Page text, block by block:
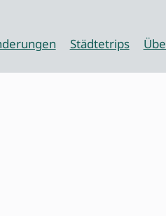
Städtetrips